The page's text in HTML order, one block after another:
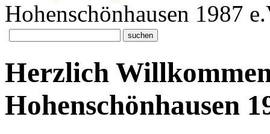
Hohenschönhausen 1987
Herzlich
Hohenschönhausen